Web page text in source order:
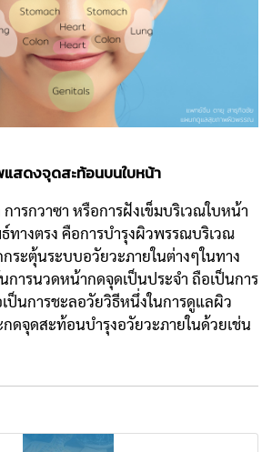
สดงจุดสะท้อนบนใบหน้า
กวาซา หรือการฝังเข็มบริเวณใบหน้า
ทางตรง คือการบำรุงผิวพรรณบริเวณ
ระตุ้นระบบอวัยวะภายในต่างๆในทาง
ารนวดหน้ากดจุดเป็นประจำ ถือเป็นการ
ป็นการชะลอวัยวิธีหนึ่งในการดูแลผิว
จุดสะท้อนบำรุงอวัยวะภายในด้วยเช่น